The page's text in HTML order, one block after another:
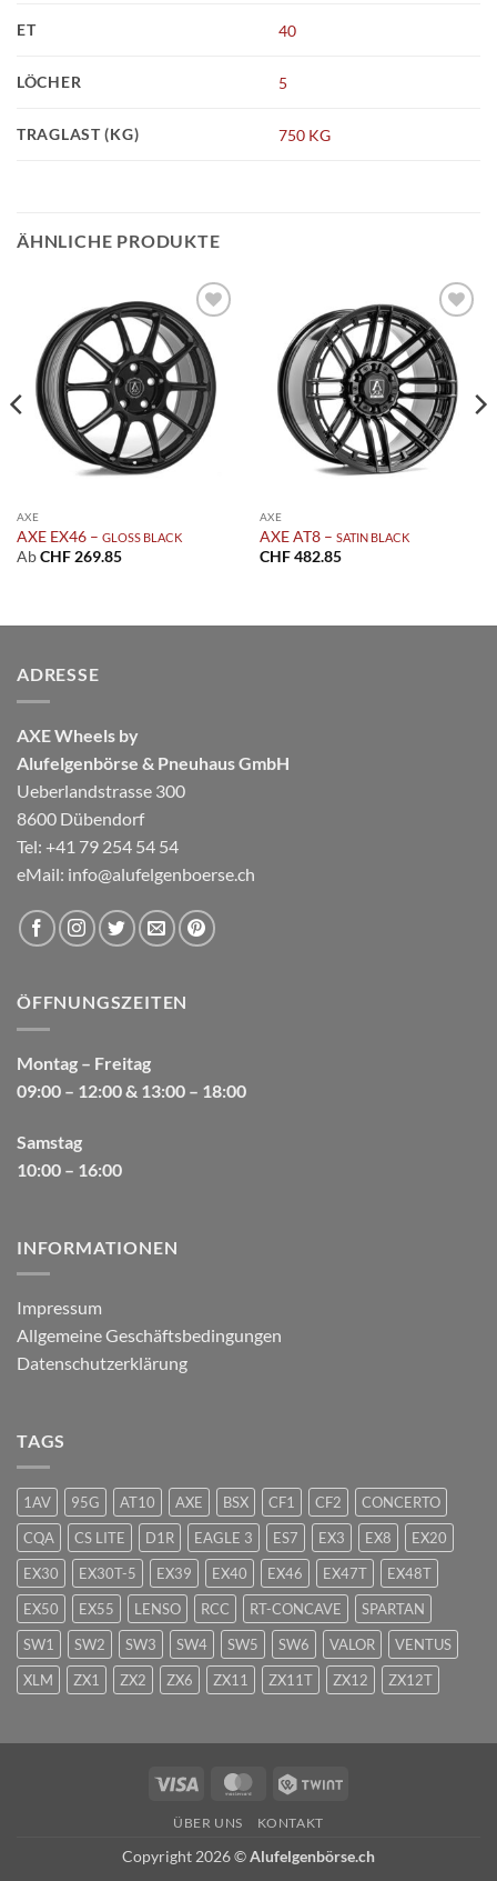
ET 40
LÖCHER 5
TRAGLAST (KG) 750 KG
ÄHNLICHE PRODUKTE
Add to
wishlist
AXE
AXE EX46 – GLOSS BLACK
AbCHF269.85
Add to
wishlist
AXE
AXE AT8 – SATIN BLACK
CHF482.85
ADRESSE
AXE Wheels by
Alufelgenbörse & Pneuhaus GmbH
Ueberlandstrasse 300
8600 Dübendorf
Tel: +41 79 254 54 54
eMail: info@alufelgenboerse.ch
ÖFFNUNGSZEITEN
Montag – Freitag
09:00 – 12:00 & 13:00 – 18:00
Samstag
10:00 – 16:00
INFORMATIONEN
Impressum
Allgemeine Geschäftsbedingungen
Datenschutzerklärung
TAGS
1AV 95G AT10 AXE BSX CF1 CF2
CONCERTO
CQA
CS LITE D1R EAGLE 3 ES7 EX3 EX8
EX20
EX30
EX30T-5 EX39 EX40 EX46 EX47T
EX48T
EX50
EX55 LENSO RCC RT-CONCAVE
SPARTAN
SW1
SW2 SW3 SW4 SW5 SW6 VALOR
VENTUS
XLM
ZX1 ZX2 ZX6 ZX11 ZX11T ZX12 ZX12T
Visa MasterCardTwint
ÜBER UNS KONTAKT
Copyright 2026 ©Alufelgenbörse.ch